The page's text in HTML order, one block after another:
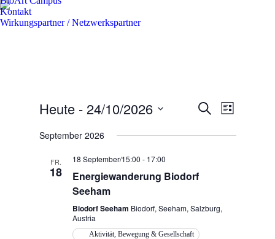
Kontakt
Wirkungspartner / Netzwerkspartner
und
Navigation
Suche
Liste
Heute - 24/10/2026
wählen.
September 2026
FR.
18
18 September/15:00 - 17:00
Energiewanderung Biodorf
Seeham
Biodorf Seeham Biodorf, Seeham, Salzburg,
Austria
Aktivität, Bewegung & Gesellschaft